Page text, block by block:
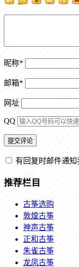
昵称*
邮箱*
网址
QQ
有回复时邮件通知
推荐栏目
古筝选购
敦煌古筝
神声古筝
正和古筝
朱雀古筝
龙凤古筝